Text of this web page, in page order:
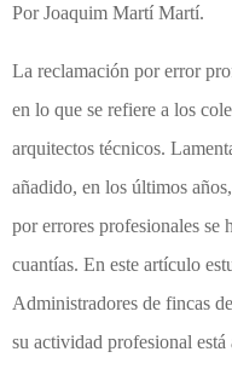
Por Joaquim Martí Martí.
La reclamación por error
en lo que se refiere a los
arquitectos técnicos.
añadido, en los últimos
por errores profesionales se
cuantías. En este artículo
Administradores de fincas
su actividad profesional